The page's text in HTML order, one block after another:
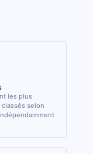
les plus
selon